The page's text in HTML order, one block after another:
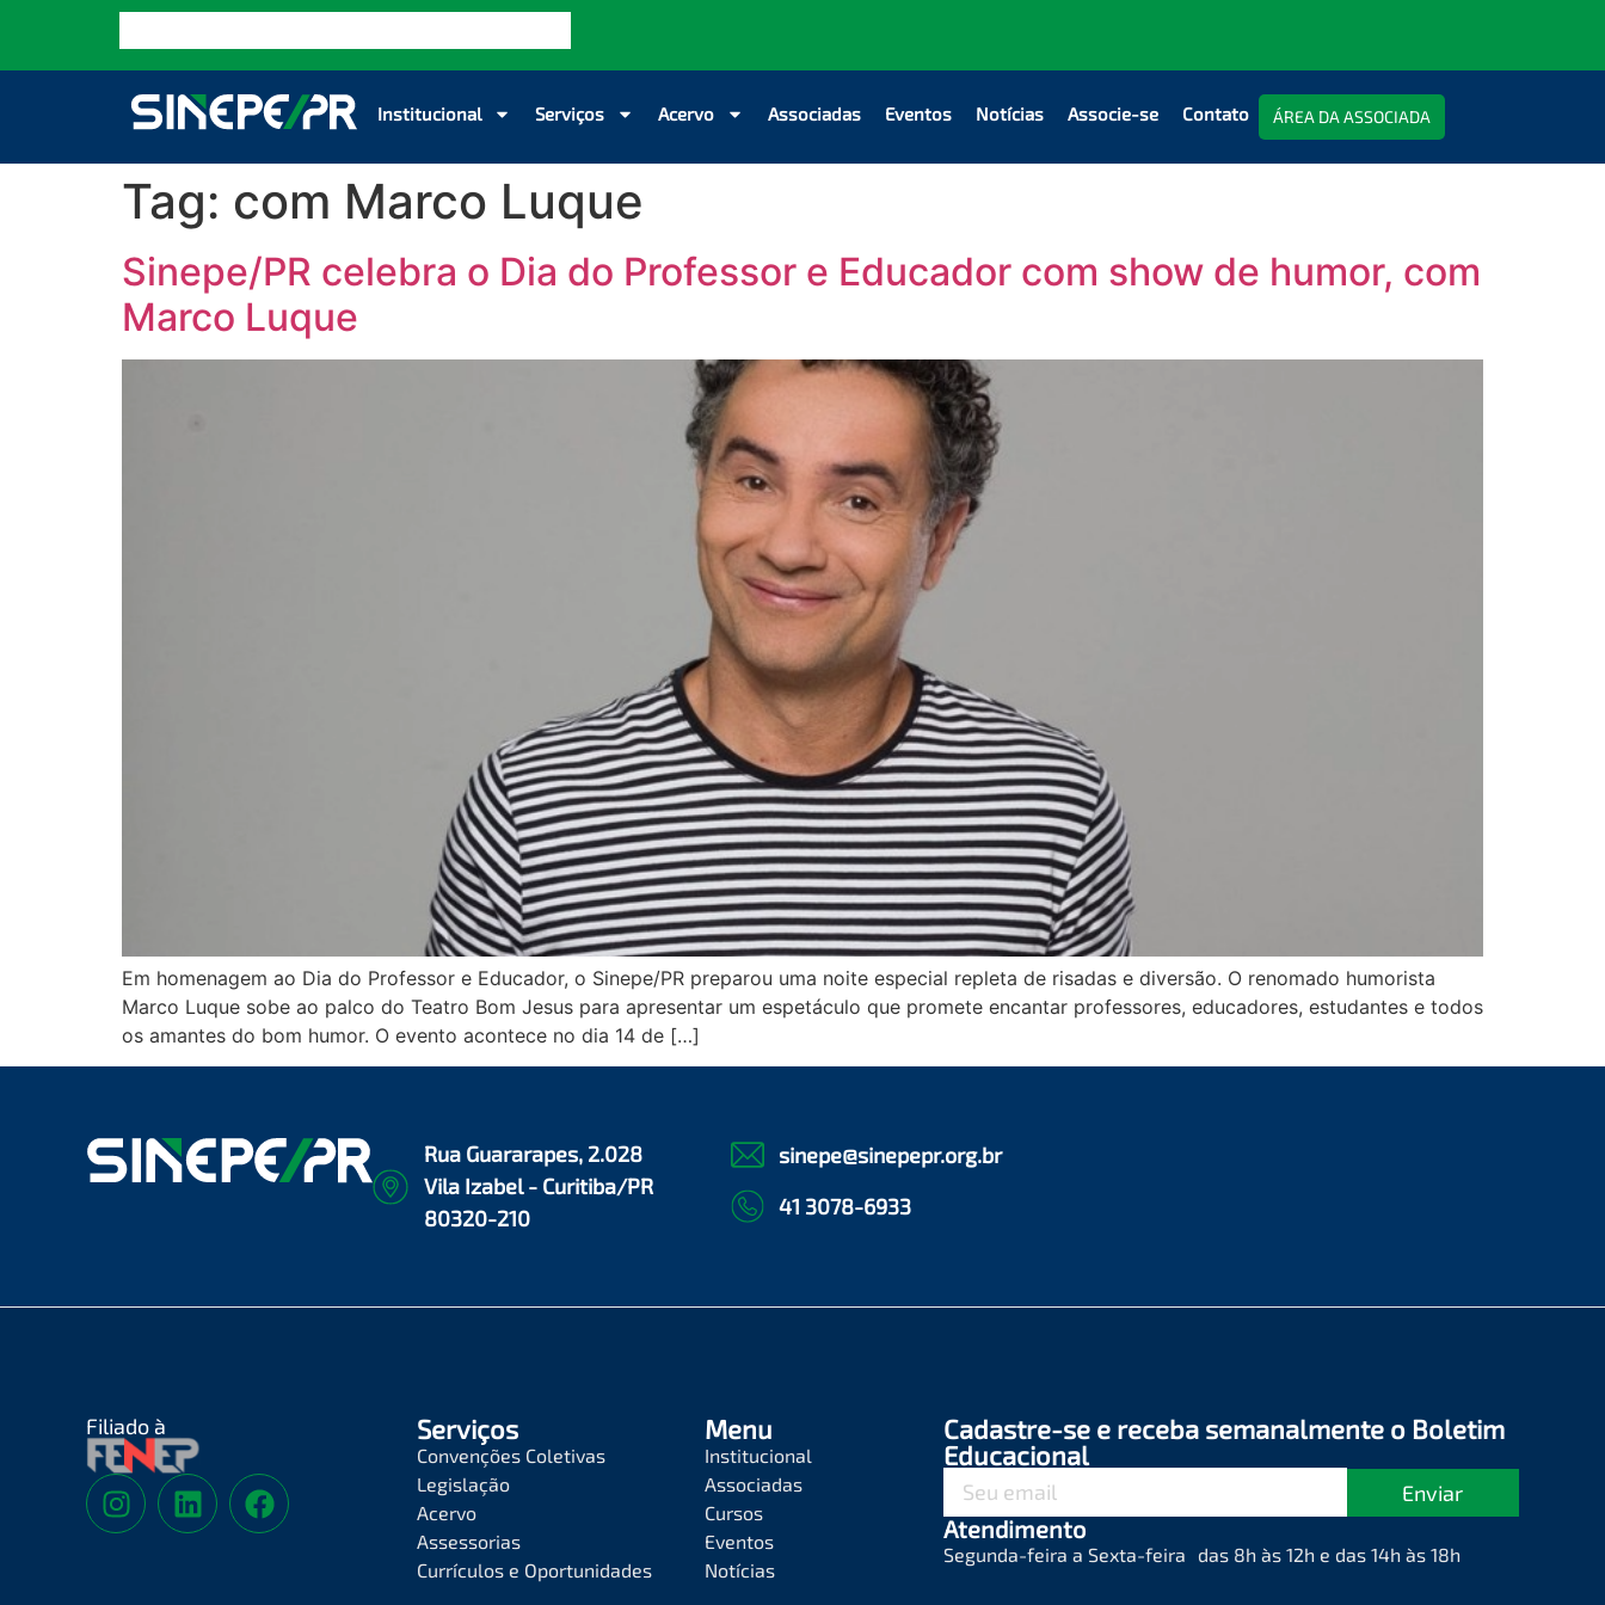
Institucional Serviços Acervo Associadas Eventos Notícias Associe-se Contato ÁREA DA ASSOCIADA
Tag: com Marco Luque
Sinepe/PR celebra o Dia do Professor e Educador com show de humor, com
Marco Luque
Em homenagem ao Dia do Professor e Educador, o Sinepe/PR preparou uma noite especial repleta de risadas e diversão. O renomado humorista
Marco Luque sobe ao palco do Teatro Bom Jesus para apresentar um espetáculo que promete encantar professores, educadores, estudantes e todos
os amantes do bom humor. O evento acontece no dia 14 de […]
Rua Guararapes, 2.028
Vila Izabel - Curitiba/PR
80320-210
sinepe@sinepepr.org.br
41 3078-6933
Filiado à Serviços
Convenções Coletivas
Legislação
Acervo
Assessorias
Currículos e Oportunidades
Menu
Institucional
Associadas
Cursos
Eventos
Notícias
Cadastre-se e receba semanalmente o Boletim
Educacional
Enviar
Atendimento
Segunda-feira a Sexta-feira das 8h às 12h e das 14h às 18h